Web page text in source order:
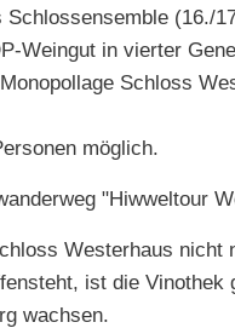
Weingut in vierter
Schloss
möglich.
"Hiwweltour
Westerhaus
ist die
wachsen.